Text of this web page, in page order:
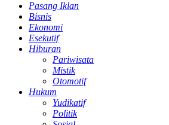
Pasang Iklan
Bisnis
Ekonomi
Esekutif
Hiburan
Pariwisata
Mistik
Otomotif
Hukum
Yudikatif
Politik